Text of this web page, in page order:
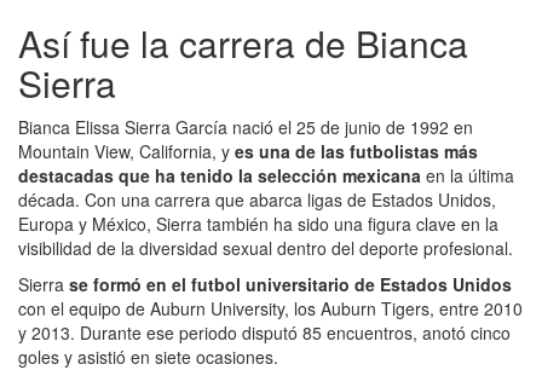
Así fue la carrera de Bianca
Sierra
Bianca Elissa Sierra García nació el 25 de junio de 1992 en
Mountain View, California, y es una de las futbolistas más
destacadas que ha tenido la selección mexicana en la última
década. Con una carrera que abarca ligas de Estados Unidos,
Europa y México, Sierra también ha sido una figura clave en la
visibilidad de la diversidad sexual dentro del deporte profesional.
Sierra se formó en el futbol universitario de Estados Unidos
con el equipo de Auburn University, los Auburn Tigers, entre 2010
y 2013. Durante ese periodo disputó 85 encuentros, anotó cinco
goles y asistió en siete ocasiones.